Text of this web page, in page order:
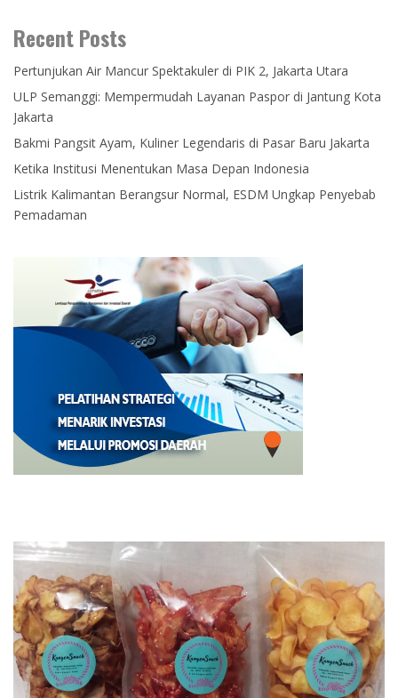
Recent Posts
Pertunjukan Air Mancur Spektakuler di PIK 2, Jakarta Utara
ULP Semanggi: Mempermudah Layanan Paspor di Jantung Kota
Jakarta
Bakmi Pangsit Ayam, Kuliner Legendaris di Pasar Baru Jakarta
Ketika Institusi Menentukan Masa Depan Indonesia
Listrik Kalimantan Berangsur Normal, ESDM Ungkap Penyebab
Pemadaman